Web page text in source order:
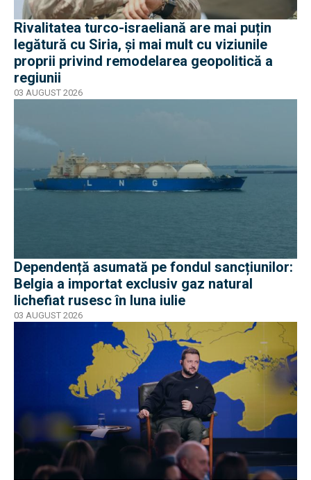
Rivalitatea turco-israeliană are mai puțin
legătură cu Siria, și mai mult cu viziunile
proprii privind remodelarea geopolitică a
regiunii
03 AUGUST 2026
Dependență asumată pe fondul sancțiunilor:
Belgia a importat exclusiv gaz natural
lichefiat rusesc în luna iulie
03 AUGUST 2026